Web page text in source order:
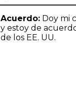
Acuerdo: Doy mi
y estoy de
de los EE. UU.